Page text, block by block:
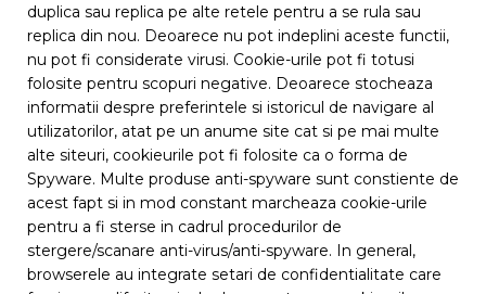
duplica sau replica pe alte retele pentru a se rula sau
replica din nou. Deoarece nu pot indeplini aceste functii,
nu pot fi considerate virusi. Cookie-urile pot fi totusi
folosite pentru scopuri negative. Deoarece stocheaza
informatii despre preferintele si istoricul de navigare al
utilizatorilor, atat pe un anume site cat si pe mai multe
alte siteuri, cookieurile pot fi folosite ca o forma de
Spyware. Multe produse anti-spyware sunt constiente de
acest fapt si in mod constant marcheaza cookie-urile
pentru a fi sterse in cadrul procedurilor de
stergere/scanare anti-virus/anti-spyware. In general,
browserele au integrate setari de confidentialitate care